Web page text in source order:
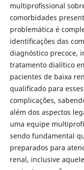
multiproﬁssional
comorbidades
problemática é
identiﬁcações das
diagnóstico precoce,
tratamento dialítico
pacientes de baixa
qualiﬁcado para
complicações,
além dos aspectos
uma equipe
sendo fundamental
preparados para
renal, inclusive